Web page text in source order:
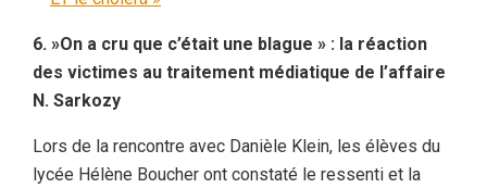
6. »On a cru que c’était une blague » : la réaction
des victimes au traitement médiatique de l’affaire
N. Sarkozy
Lors de la rencontre avec Danièle Klein, les élèves du
lycée Hélène Boucher ont constaté le ressenti et la